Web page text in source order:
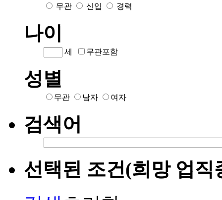
무관 신입 경력
나이
세 무관포함
성별
무관 남자 여자
검색어
선택된 조건(희망 업직